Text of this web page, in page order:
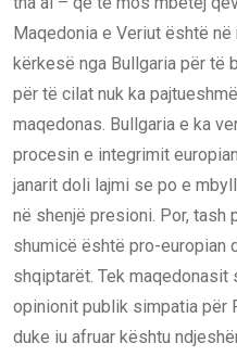
Maqedonia e Veriut është
kërkesë nga Bullgaria për të
për të cilat nuk ka
maqedonas. Bullgaria e ka
procesin e integrimit
janarit doli lajmi se po e
në shenjë presioni. Por, tash
shumicë është pro-europian
shqiptarët. Tek
opinionit publik simpatia për
duke iu afruar kështu